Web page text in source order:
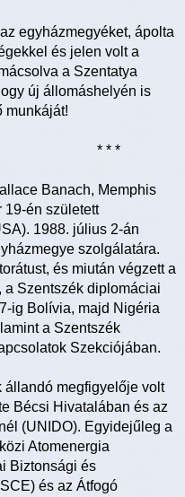
egyházmegyéket, ápolta
és jelen volt a
a Szentatya
új állomáshelyén is
munkáját!
*
Banach, Memphis
19-én született
1988. július 2-án
szolgálatára.
és miután végzett a
Szentszék diplomáciai
ig Bolívia, majd Nigéria
a Szentszék
Szekciójában.
állandó megfigyelője volt
Bécsi Hivatalában és az
(UNIDO). Egyidejűleg a
Atomenergia
Biztonsági és
és az Átfogó